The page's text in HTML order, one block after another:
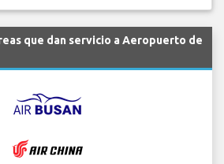
que dan servicio a Aeropuerto de